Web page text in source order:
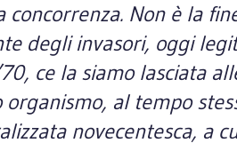
Non è la
degli invasori, oggi
ce la siamo lasciata
al tempo
novecentesca, a